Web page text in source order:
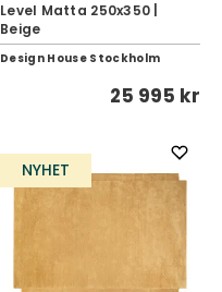
Level Matta 250x350 |
Beige
Design House Stockholm
25 995 kr
NYHET